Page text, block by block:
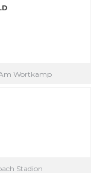
Wortkamp
Stadion